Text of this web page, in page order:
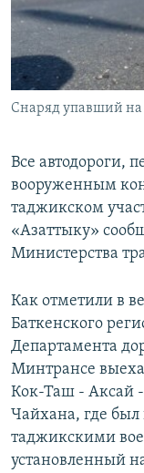
Снаряд упавший на
Все автодороги,
вооруженным
таджикском
«Азаттыку»
Министерства
Как отметили в
Баткенского
Департамента
Минтрансе
Кок-Таш - Аксай
Чайхана, где
таджикскими
установленный